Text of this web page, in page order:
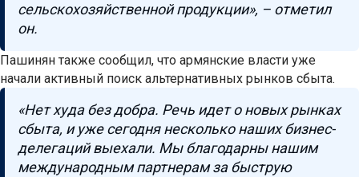
сельскохозяйственной продукции», – отметил
он.
Пашинян также сообщил, что армянские власти уже
начали активный поиск альтернативных рынков сбыта.
«Нет худа без добра. Речь идет о новых рынках
сбыта, и уже сегодня несколько наших бизнес-
делегаций выехали. Мы благодарны нашим
международным партнерам за быструю